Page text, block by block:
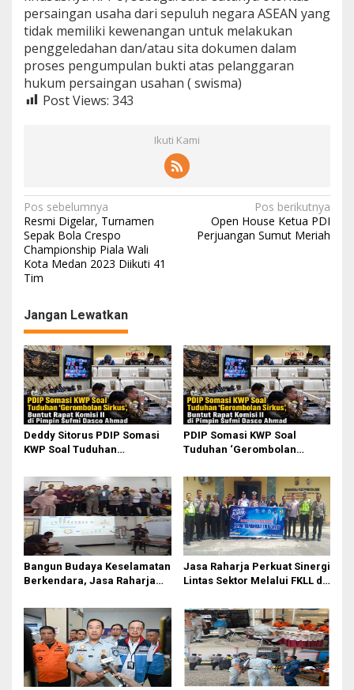
persaingan usaha dari sepuluh negara ASEAN yang
tidak memiliki kewenangan untuk melakukan
penggeledahan dan/atau sita dokumen dalam
proses pengumpulan bukti atas pelanggaran
hukum persaingan usahan ( swisma)
Post Views: 343
Ikuti Kami
N
a
v
i
a
s
i
p
o
s
Pos sebelumnya
Resmi Digelar, Turnamen
Sepak Bola Crespo
Championship Piala Wali
Kota Medan 2023 Diikuti 41
Tim
Pos berikutnya
Open House Ketua PDI
Perjuangan Sumut Meriah
Jangan Lewatkan
Deddy Sitorus PDIP Somasi
KWP Soal Tuduhan
Rapat Komisi II Dipimpin
Sufmi Dasco Ahmad
PDIP Somasi KWP Soal
Tuduhan ‘Gerombolan
II Dipimpin Sufmi Dasco
Ahmad
Bangun Budaya Keselamatan
Berkendara, Jasa Raharja
Pasifik Medan Industri
Jasa Raharja Perkuat Sinergi
Lintas Sektor Melalui FKLL di